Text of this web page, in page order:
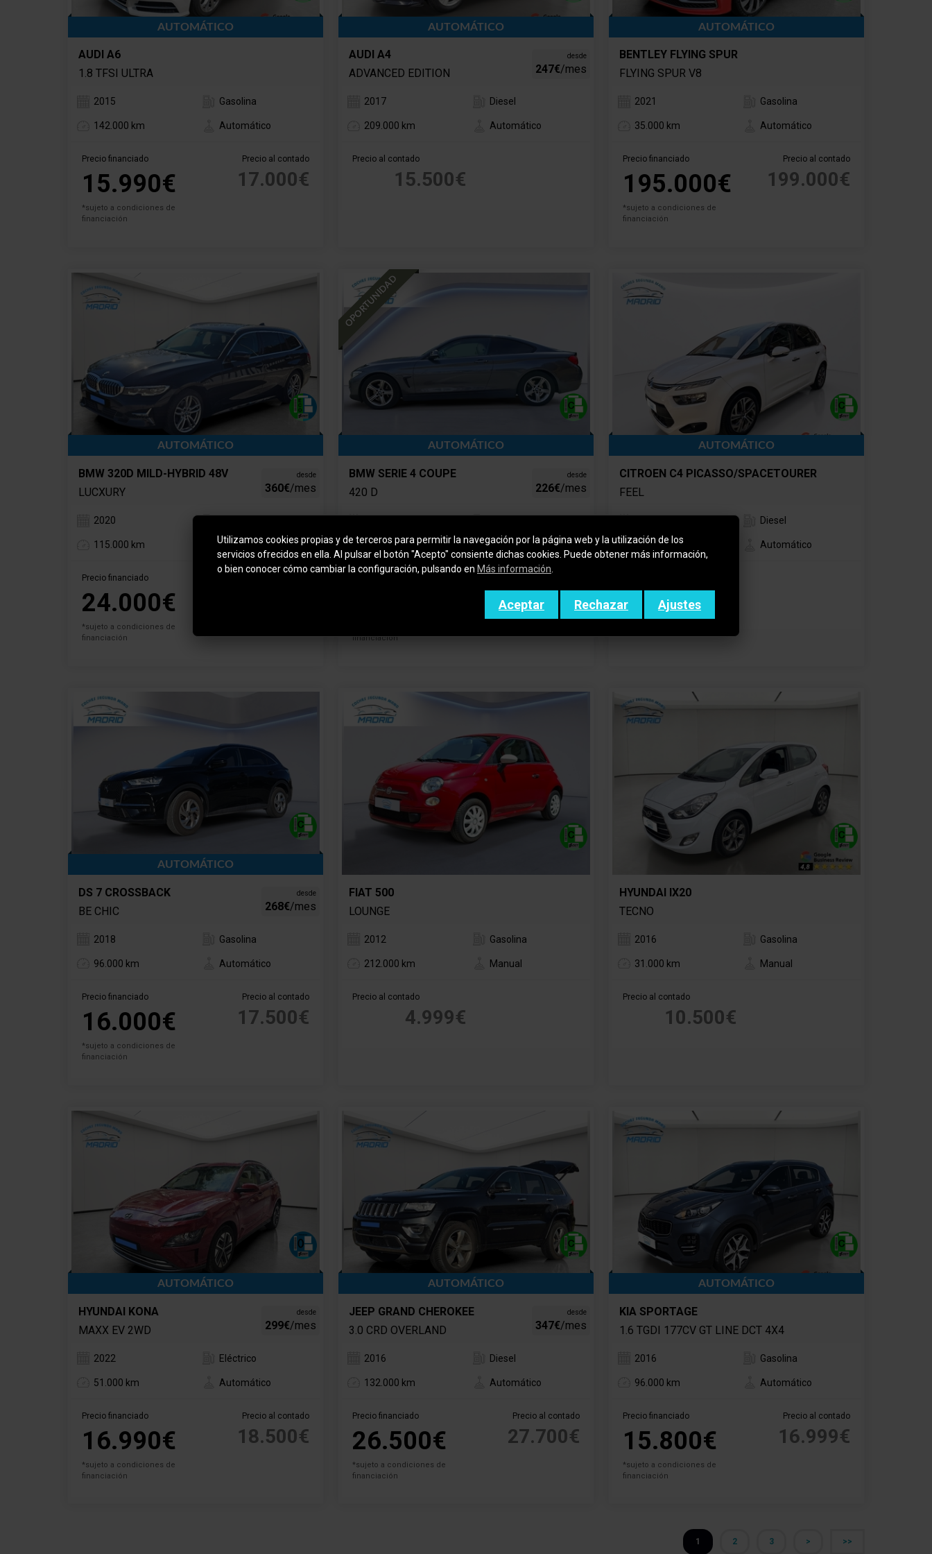
AUTOMÁTICO
AUDI A6
1.8 TFSI ULTRA
2015 Gasolina
142.000 km Automático
Precio financiado
15.990€
*sujeto a condiciones de
financiación
Precio al contado
17.000€
AUTOMÁTICO
AUDI A4
ADVANCED EDITION
desde
247€/mes
2017 Diesel
209.000 km Automático
Precio al contado
15.500€
AUTOMÁTICO
BENTLEY FLYING SPUR
FLYING SPUR V8
2021 Gasolina
35.000 km Automático
Precio financiado
195.000€
*sujeto a condiciones de
financiación
Precio al contado
199.000€
AUTOMÁTICO
BMW 320D MILD-HYBRID 48V
LUCXURY
desde
360€/mes
2020
115.000 km Automático
Precio financiado
24.000€
*sujeto a condiciones de
financiación
OPORTUNIDAD
AUTOMÁTICO
BMW SERIE 4 COUPE
420 D
desde
226€/mes
189.000 km Automático
financiación
14.900€
AUTOMÁTICO
CITROEN C4 PICASSO/SPACETOURER
FEEL
Diesel
160.000 km Automático
9.300€
AUTOMÁTICO
DS 7 CROSSBACK
BE CHIC
desde
268€/mes
2018 Gasolina
96.000 km Automático
Precio financiado
16.000€
*sujeto a condiciones de
financiación
Precio al contado
17.500€
FIAT 500
LOUNGE
2012 Gasolina
212.000 km Manual
Precio al contado
4.999€
HYUNDAI IX20
TECNO
2016 Gasolina
31.000 km Manual
Precio al contado
10.500€
AUTOMÁTICO
HYUNDAI KONA
MAXX EV 2WD
desde
299€/mes
2022 Eléctrico
51.000 km Automático
Precio financiado
16.990€
*sujeto a condiciones de
financiación
Precio al contado
18.500€
AUTOMÁTICO
JEEP GRAND CHEROKEE
3.0 CRD OVERLAND
desde
347€/mes
2016 Diesel
132.000 km Automático
Precio financiado
26.500€
*sujeto a condiciones de
financiación
Precio al contado
27.700€
AUTOMÁTICO
KIA SPORTAGE
1.6 TGDI 177CV GT LINE DCT 4X4
2016 Gasolina
96.000 km Automático
Precio financiado
15.800€
*sujeto a condiciones de
financiación
Precio al contado
16.999€
1 2 3 > >>
Utilizamos cookies propias y de terceros para permitir la navegación por la página web y la utilización de los
servicios ofrecidos en ella. Al pulsar el botón "Acepto" consiente dichas cookies. Puede obtener más información,
o bien conocer cómo cambiar la configuración, pulsando en Más información
Aceptar Rechazar Ajustes